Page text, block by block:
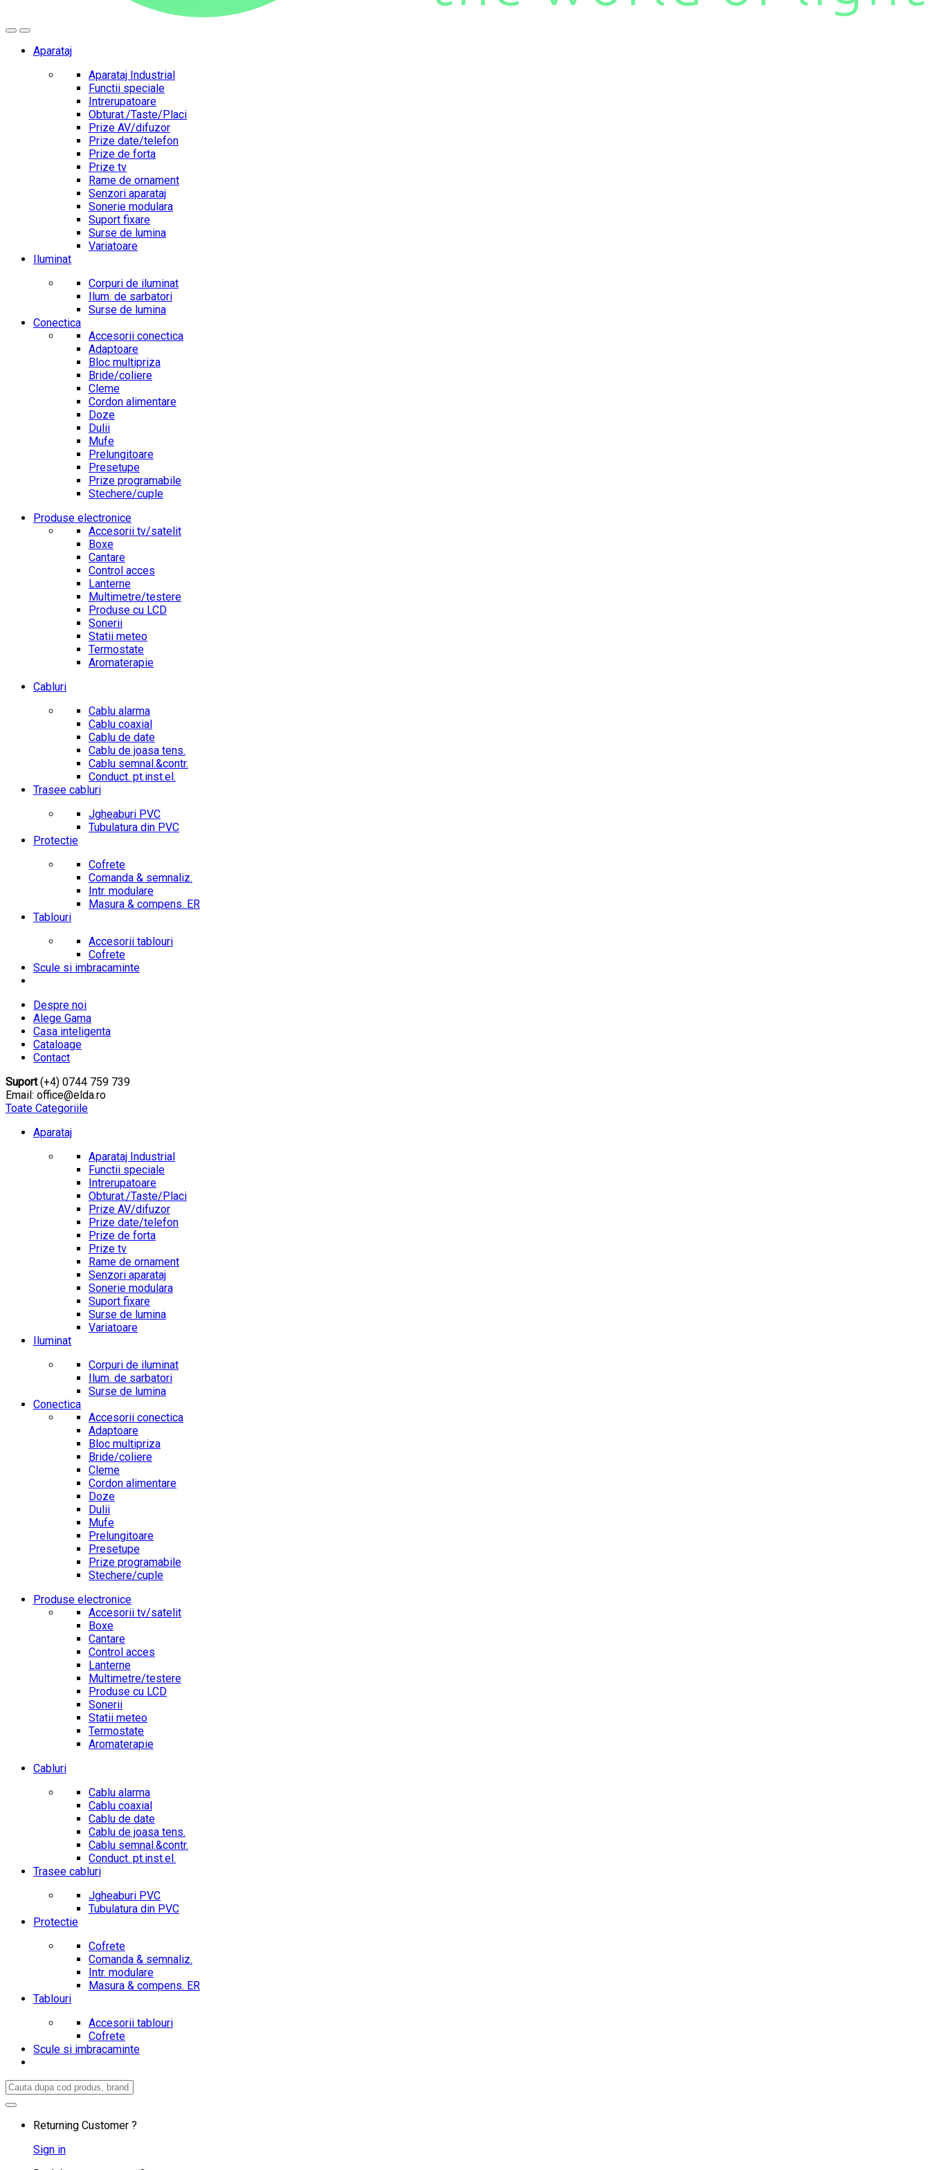
Aparataj
Aparataj Industrial
Functii speciale
Intrerupatoare
Obturat./Taste/Placi
Prize AV/difuzor
Prize date/telefon
Prize de forta
Prize tv
Rame de ornament
Senzori aparataj
Sonerie modulara
Suport fixare
Surse de lumina
Variatoare
Iluminat
Corpuri de iluminat
Ilum. de sarbatori
Surse de lumina
Conectica
Accesorii conectica
Adaptoare
Bloc multipriza
Bride/coliere
Cleme
Cordon alimentare
Doze
Dulii
Mufe
Prelungitoare
Presetupe
Prize programabile
Stechere/cuple
Produse electronice
Accesorii tv/satelit
Boxe
Cantare
Control acces
Lanterne
Multimetre/testere
Produse cu LCD
Sonerii
Statii meteo
Termostate
Aromaterapie
Cabluri
Cablu alarma
Cablu coaxial
Cablu de date
Cablu de joasa tens.
Cablu semnal.&contr.
Conduct. pt.inst.el.
Trasee cabluri
Jgheaburi PVC
Tubulatura din PVC
Protectie
Cofrete
Comanda & semnaliz.
Intr. modulare
Masura & compens. ER
Tablouri
Accesorii tablouri
Cofrete
Scule si imbracaminte
Despre noi
Alege Gama
Casa inteligenta
Cataloage
Contact
Suport(+4) 0744 759 739
Email: office@elda.ro
Toate Categoriile
Aparataj
Aparataj Industrial
Functii speciale
Intrerupatoare
Obturat./Taste/Placi
Prize AV/difuzor
Prize date/telefon
Prize de forta
Prize tv
Rame de ornament
Senzori aparataj
Sonerie modulara
Suport fixare
Surse de lumina
Variatoare
Iluminat
Corpuri de iluminat
Ilum. de sarbatori
Surse de lumina
Conectica
Accesorii conectica
Adaptoare
Bloc multipriza
Bride/coliere
Cleme
Cordon alimentare
Doze
Dulii
Mufe
Prelungitoare
Presetupe
Prize programabile
Stechere/cuple
Produse electronice
Accesorii tv/satelit
Boxe
Cantare
Control acces
Lanterne
Multimetre/testere
Produse cu LCD
Sonerii
Statii meteo
Termostate
Aromaterapie
Cabluri
Cablu alarma
Cablu coaxial
Cablu de date
Cablu de joasa tens.
Cablu semnal.&contr.
Conduct. pt.inst.el.
Trasee cabluri
Jgheaburi PVC
Tubulatura din PVC
Protectie
Cofrete
Comanda & semnaliz.
Intr. modulare
Masura & compens. ER
Tablouri
Accesorii tablouri
Cofrete
Scule si imbracaminte
Search
for:
Returning Customer ?
Sign in